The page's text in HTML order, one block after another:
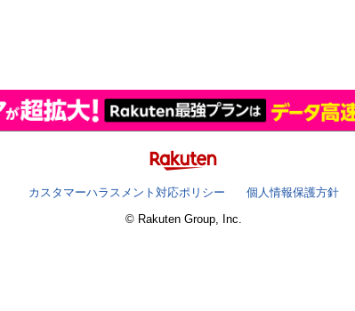
カスタマーハラスメント対応ポリシー
個人情報保護方針
© Rakuten Group, Inc.